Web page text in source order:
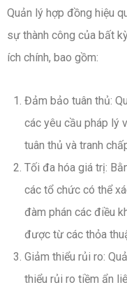
Quản lý hợp đồng hiệu
sự thành công của bất
ích chính, bao gồm:
Đảm bảo tuân thủ:
các yêu cầu pháp lý
tuân thủ và tranh
Tối đa hóa giá trị:
các tổ chức có thể
đàm phán các điều
được từ các thỏa
Giảm thiểu rủi ro:
thiểu rủi ro tiềm ẩn